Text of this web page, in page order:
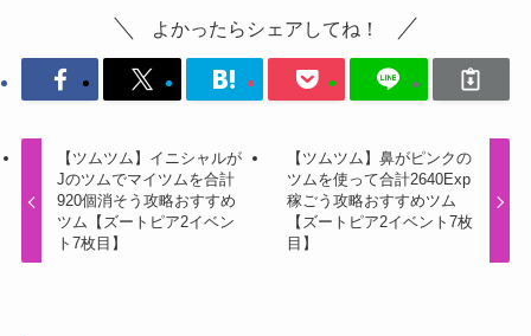
よかったらシェアしてね！
【ツムツム】イニシャルが
Jのツムでマイツムを合計
920個消そう攻略おすすめ
ツム【ズートピア2イベン
ト7枚目】
【ツムツム】鼻がピンクの
ツムを使って合計2640Exp
稼ごう攻略おすすめツム
【ズートピア2イベント7枚
目】